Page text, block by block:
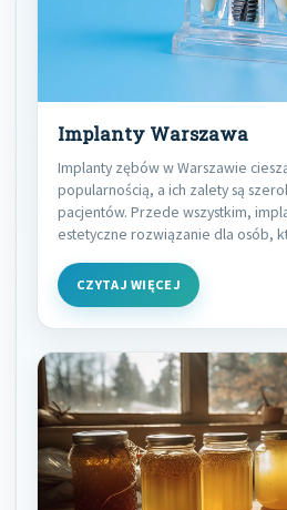
Implanty Warszawa
Implanty zębów w Warszawie
popularnością, a ich zalety są
pacjentów. Przede wszystkim,
estetyczne rozwiązanie dla osób,
CZYTAJ WIĘCEJ